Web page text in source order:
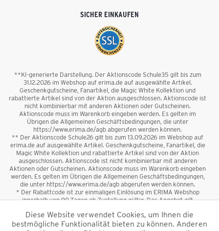
SICHER EINKAUFEN
**KI-generierte Darstellung. Der Aktionscode Schule35 gilt bis zum
31.12.2026 im Webshop auf erima.de auf ausgewählte Artikel.
Geschenkgutscheine, Fanartikel, die Magic White Kollektion und
rabattierte Artikel sind von der Aktion ausgeschlossen. Aktionscode ist
nicht kombinierbar mit anderen Aktionen oder Gutscheinen.
Aktionscode muss im Warenkorb eingeben werden. Es gelten im
Übrigen die Allgemeinen Geschäftsbedingungen, die unter
https://www.erima.de/agb abgerufen werden können.
** Der Aktionscode Schule26 gilt bis zum 13.09.2026 im Webshop auf
erima.de auf ausgewählte Artikel. Geschenkgutscheine, Fanartikel, die
Magic White Kollektion und rabattierte Artikel sind von der Aktion
ausgeschlossen. Aktionscode ist nicht kombinierbar mit anderen
Aktionen oder Gutscheinen. Aktionscode muss im Warenkorb eingeben
werden. Es gelten im Übrigen die Allgemeinen Geschäftsbedingungen,
die unter https://www.erima.de/agb abgerufen werden können.
* Der Rabattcode ist zur einmaligen Einlösung im ERIMA Webshop
innerhalb von 90 Tagen ab Zustellung gültig. Das Angebot gilt
sowie Geschenkgutscheine sind vom Rabatt ausgeschlossen. Der
Rabattcode ist nicht mit anderen Aktionen oder Gutscheinen
Diese Website verwendet Cookies, um Ihnen die
bestmögliche Funktionalität bieten zu können. Anderen